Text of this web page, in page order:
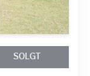
SOLGT